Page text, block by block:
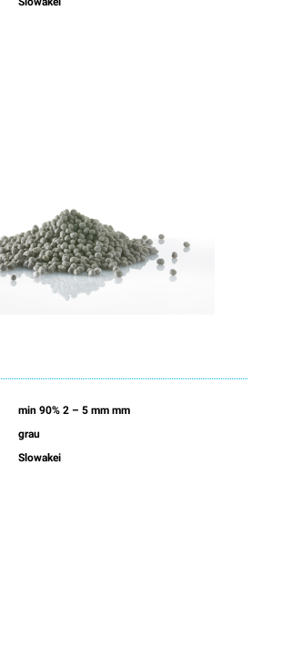
min 90% 2 – 5 mm mm
grau
Slowakei